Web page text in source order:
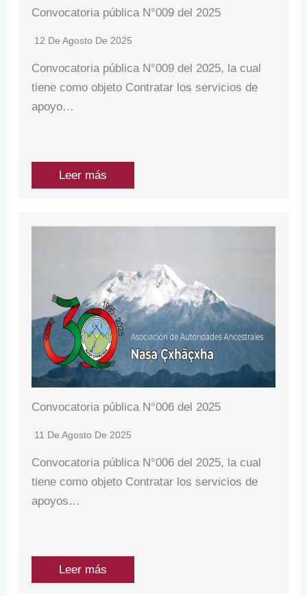
Convocatoria pública N°009 del 2025
12 De Agosto De 2025
Convocatoria pública N°009 del 2025, la cual
tiene como objeto Contratar los servicios de
apoyo…
Leer más
Convocatoria pública N°006 del 2025
11 De Agosto De 2025
Convocatoria pública N°006 del 2025, la cual
tiene como objeto Contratar los servicios de
apoyos…
Leer más